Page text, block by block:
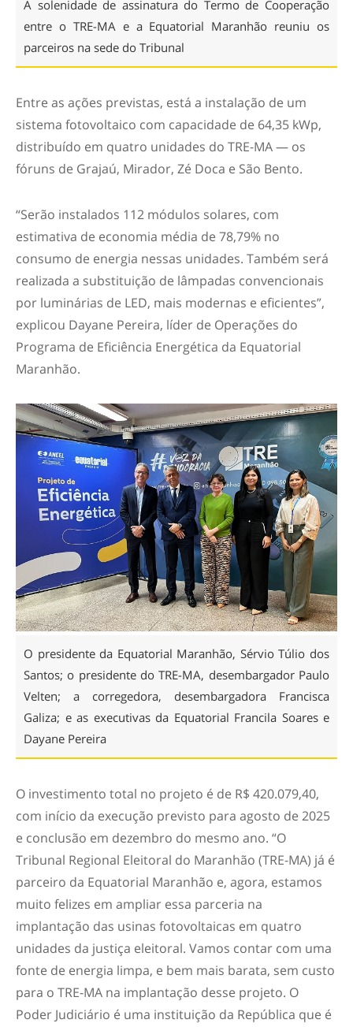
A solenidade de assinatura do Termo de Cooperação
entre o TRE-MA e a Equatorial Maranhão reuniu os
parceiros na sede do Tribunal
Entre as ações previstas, está a instalação de um
sistema fotovoltaico com capacidade de 64,35 kWp,
distribuído em quatro unidades do TRE-MA — os
fóruns de Grajaú, Mirador, Zé Doca e São Bento.
“Serão instalados 112 módulos solares, com
estimativa de economia média de 78,79% no
consumo de energia nessas unidades. Também será
realizada a substituição de lâmpadas convencionais
por luminárias de LED, mais modernas e eficientes”,
explicou Dayane Pereira, líder de Operações do
Programa de Eficiência Energética da Equatorial
Maranhão.
O presidente da Equatorial Maranhão, Sérvio Túlio dos
Santos; o presidente do TRE-MA, desembargador Paulo
Velten; a corregedora, desembargadora Francisca
Galiza; e as executivas da Equatorial Francila Soares e
Dayane Pereira
O investimento total no projeto é de R$ 420.079,40,
com início da execução previsto para agosto de 2025
e conclusão em dezembro do mesmo ano. “O
Tribunal Regional Eleitoral do Maranhão (TRE-MA) já é
parceiro da Equatorial Maranhão e, agora, estamos
muito felizes em ampliar essa parceria na
implantação das usinas fotovoltaicas em quatro
unidades da justiça eleitoral. Vamos contar com uma
fonte de energia limpa, e bem mais barata, sem custo
para o TRE-MA na implantação desse projeto. O
Poder Judiciário é uma instituição da República que é